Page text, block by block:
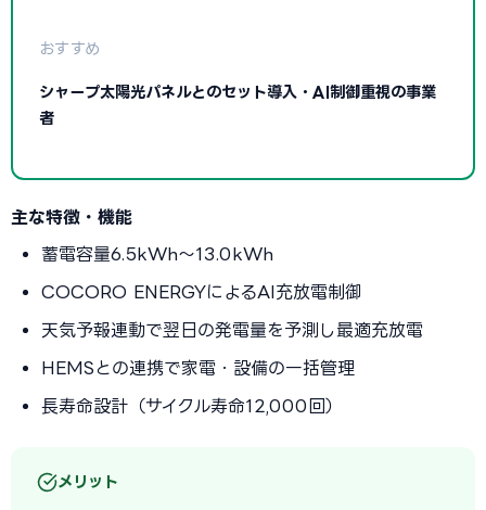
おすすめ
シャープ太陽光パネルとのセット導入・AI制御重視の事業
者
主な特徴・機能
蓄電容量6.5kWh〜13.0kWh
COCORO ENERGYによるAI充放電制御
天気予報連動で翌日の発電量を予測し最適充放電
HEMSとの連携で家電・設備の一括管理
長寿命設計（サイクル寿命12,000回）
メリット